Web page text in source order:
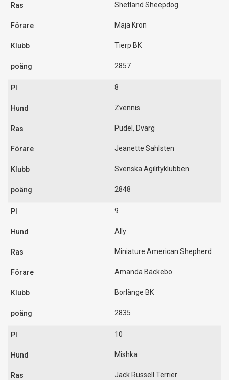
Shetland Sheepdog
Maja Kron
Tierp BK
2857
8
Zvennis
Pudel, Dvärg
Jeanette Sahlsten
Svenska Agilityklubben
2848
9
Ally
Miniature American Shepherd
Amanda Bäckebo
Borlänge BK
2835
10
Mishka
Jack Russell Terrier